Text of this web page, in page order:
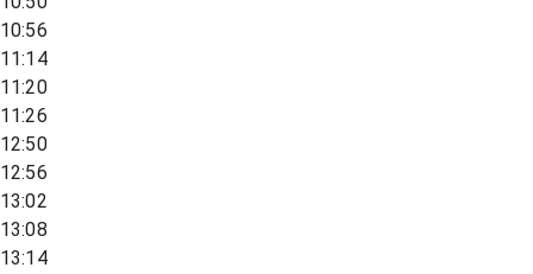
10:56
11:14
11:20
11:26
12:50
12:56
13:02
13:08
13:14